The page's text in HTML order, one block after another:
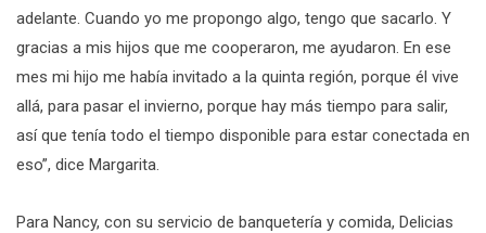
adelante. Cuando yo me propongo algo, tengo que sacarlo. Y
gracias a mis hijos que me cooperaron, me ayudaron. En ese
mes mi hijo me había invitado a la quinta región, porque él vive
allá, para pasar el invierno, porque hay más tiempo para salir,
así que tenía todo el tiempo disponible para estar conectada en
eso”, dice Margarita.
Para Nancy, con su servicio de banquetería y comida, Delicias